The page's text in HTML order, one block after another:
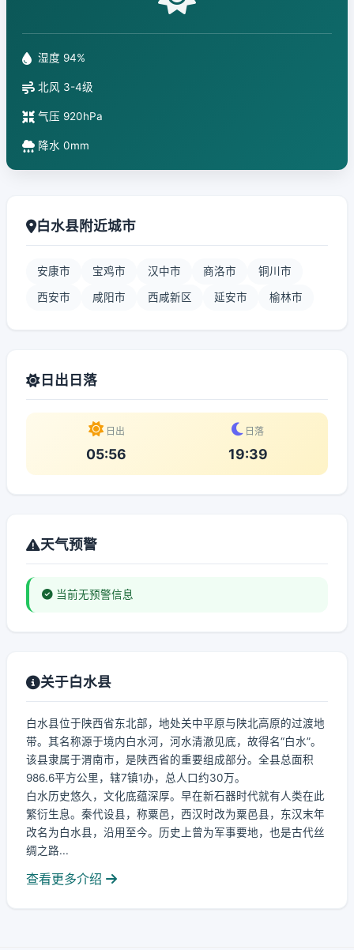
湿度 94%
北风 3-4级
气压 920hPa
降水 0mm
白水县附近城市
安康市 宝鸡市 汉中市 商洛市 铜川市
西安市 咸阳市 西咸新区 延安市 榆林市
日出日落
日出
05:56
日落
19:39
天气预警
当前无预警信息
关于白水县
白水县位于陕西省东北部，地处关中平原与陕北高原的过渡地
带。其名称源于境内白水河，河水清澈见底，故得名“白水”。
该县隶属于渭南市，是陕西省的重要组成部分。全县总面积
986.6平方公里，辖7镇1办，总人口约30万。
白水历史悠久，文化底蕴深厚。早在新石器时代就有人类在此
繁衍生息。秦代设县，称粟邑，西汉时改为粟邑县，东汉末年
改名为白水县，沿用至今。历史上曾为军事要地，也是古代丝
绸之路...
查看更多介绍